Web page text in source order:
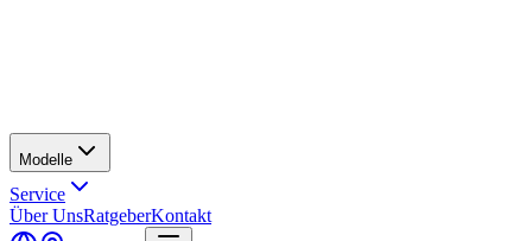
Modelle
Service
Über UnsRatgeberKontakt